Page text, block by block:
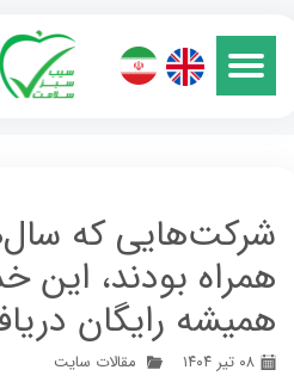
شرکت‌هایی که
همراه بودند، این
همیشه رایگان
۰۸ تیر ۱۴۰۴ مقالات سایت